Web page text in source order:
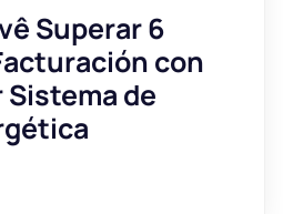
Superar 6
con
de